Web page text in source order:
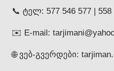
📞 ტელ: 577 546 577 | 558
✉️ E-mail:
🌐 ვებ-გვერდები: